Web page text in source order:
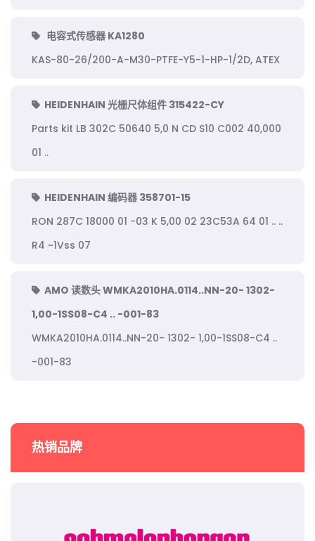
电容式传感器 KA1280
KAS-80-26/200-A-M30-PTFE-Y5-1-HP-1/2D, ATEX
HEIDENHAIN 光栅尺体组件 315422-CY
Parts kit LB 302C 50640 5,0 N CD S10 C002 40,000
01 ..
HEIDENHAIN 编码器 358701-15
RON 287C 18000 01 -03 K 5,00 02 23C53A 64 01 .. ..
R4 ~1Vss 07
AMO 读数头 WMKA2010HA.0114..NN-20- 1302-
1,00-1SS08-C4 .. -001-83
WMKA2010HA.0114..NN-20- 1302- 1,00-1SS08-C4 ..
-001-83
热销品牌